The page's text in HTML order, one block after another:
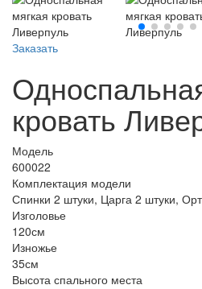
Заказать
кровать
Модель
600022
Комплектация модели
Спинки 2 штуки, Царга 2 штуки,
Изголовье
120см
Изножье
35см
Высота спального места